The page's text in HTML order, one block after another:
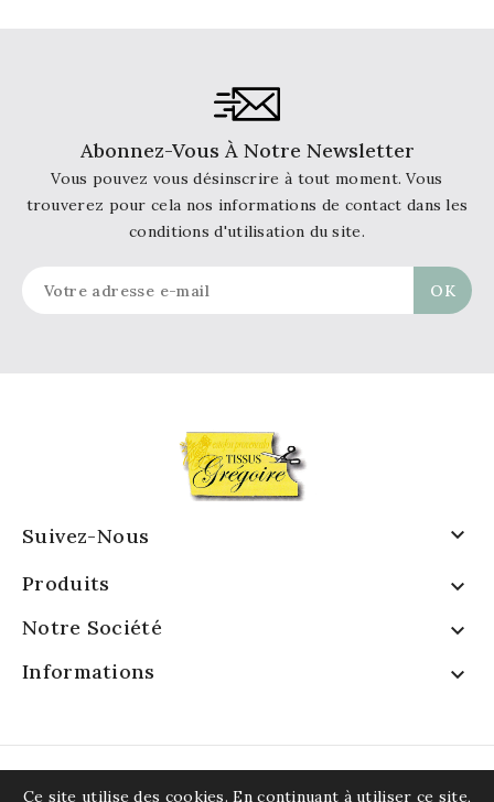
Abonnez-Vous À Notre Newsletter
Vous pouvez vous désinscrire à tout moment. Vous
trouverez pour cela nos informations de contact dans les
conditions d'utilisation du site.
Suivez-Nous 
Produits 
Notre Société 
Informations 
Ce site utilise des cookies. En continuant à utiliser ce site,